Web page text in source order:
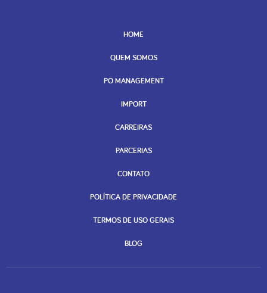
HOME
QUEM SOMOS
PO MANAGEMENT
IMPORT
CARREIRAS
PARCERIAS
CONTATO
POLÍTICA DE PRIVACIDADE
TERMOS DE USO GERAIS
BLOG